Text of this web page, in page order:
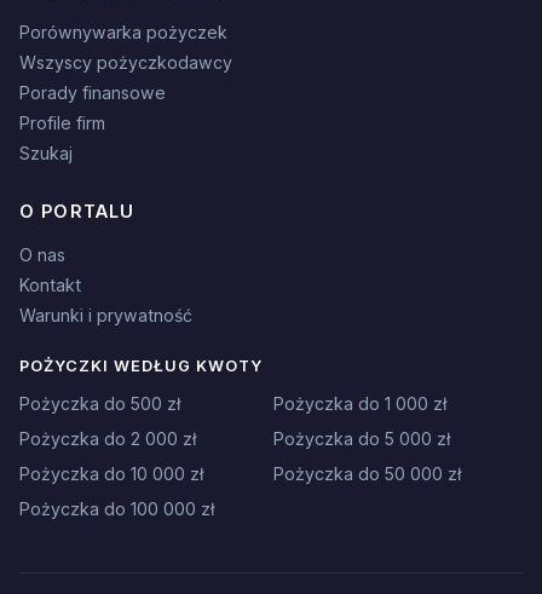
Porównywarka pożyczek
Wszyscy pożyczkodawcy
Porady finansowe
Profile firm
Szukaj
O PORTALU
O nas
Kontakt
Warunki i prywatność
POŻYCZKI WEDŁUG KWOTY
Pożyczka do 500 zł
Pożyczka do 1 000 zł
Pożyczka do 2 000 zł
Pożyczka do 5 000 zł
Pożyczka do 10 000 zł
Pożyczka do 50 000 zł
Pożyczka do 100 000 zł